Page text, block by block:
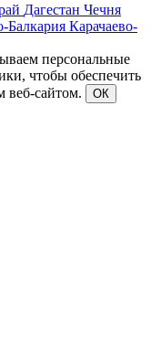
Дагестан Чечня
Балкария Карачаево-
персональные
чтобы обеспечить
веб-сайтом.
ОК